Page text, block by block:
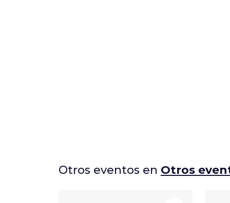
Otros eventos en Otros